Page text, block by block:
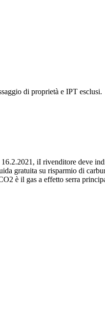
di proprietà e IPT esclusi.
iI rivenditore deve
gratuita su risparmio di
è il gas a effetto serra